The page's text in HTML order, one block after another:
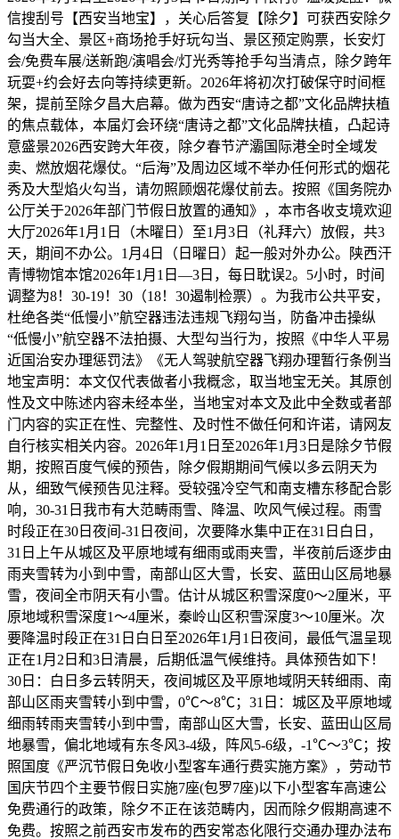
信搜刮号【西安当地宝】，关心后答复【除夕】可获西安除夕
勾当大全、景区+商场抢手好玩勾当、景区预定购票，长安灯
会/免费车展/送新跑/演唱会/灯光秀等抢手勾当清点，除夕跨年
玩耍+约会好去向等持续更新。2026年将初次打破保守时间框
架，提前至除夕昌大启幕。做为西安“唐诗之都”文化品牌扶植
的焦点载体，本届灯会环绕“唐诗之都”文化品牌扶植，凸起诗
意盛景2026西安跨大年夜，除夕春节浐灞国际港全时全域发
卖、燃放烟花爆仗。“后海”及周边区域不举办任何形式的烟花
秀及大型焰火勾当，请勿照顾烟花爆仗前去。按照《国务院办
公厅关于2026年部门节假日放置的通知》，本市各收支境欢迎
大厅2026年1月1日（木曜日）至1月3日（礼拜六）放假，共3
天，期间不办公。1月4日（日曜日）起一般对外办公。陕西汗
青博物馆本馆2026年1月1日—3日，每日耽误2。5小时，时间
调整为8！30-19！30（18！30遏制检票）。为我市公共平安，
杜绝各类“低慢小”航空器违法违规飞翔勾当，防备冲击操纵
“低慢小”航空器不法拍摄、大型勾当行为，按照《中华人平易
近国治安办理惩罚法》《无人驾驶航空器飞翔办理暂行条例当
地宝声明：本文仅代表做者小我概念，取当地宝无关。其原创
性及文中陈述内容未经本坐，当地宝对本文及此中全数或者部
门内容的实正在性、完整性、及时性不做任何和许诺，请网友
自行核实相关内容。2026年1月1日至2026年1月3日是除夕节假
期，按照百度气候的预告，除夕假期期间气候以多云阴天为
从，细致气候预告见注释。受较强冷空气和南支槽东移配合影
响，30-31日我市有大范畴雨雪、降温、吹风气候过程。雨雪
时段正在30日夜间-31日夜间，次要降水集中正在31日白日，
31日上午从城区及平原地域有细雨或雨夹雪，半夜前后逐步由
雨夹雪转为小到中雪，南部山区大雪，长安、蓝田山区局地暴
雪，夜间全市阴天有小雪。估计从城区积雪深度0～2厘米，平
原地域积雪深度1～4厘米，秦岭山区积雪深度3～10厘米。次
要降温时段正在31日白日至2026年1月1日夜间，最低气温呈现
正在1月2日和3日清晨，后期低温气候维持。具体预告如下！
30日：白日多云转阴天，夜间城区及平原地域阴天转细雨、南
部山区雨夹雪转小到中雪，0℃～8℃；31日：城区及平原地域
细雨转雨夹雪转小到中雪，南部山区大雪，长安、蓝田山区局
地暴雪，偏北地域有东冬风3-4级，阵风5-6级，-1℃～3℃；按
照国度《严沉节假日免收小型客车通行费实施方案》，劳动节
国庆节四个主要节假日实施7座(包罗7座)以下小型客车高速公
免费通行的政策，除夕不正在该范畴内，因而除夕假期高速不
免费。按照之前西安市发布的西安常态化限行交通办理办法布